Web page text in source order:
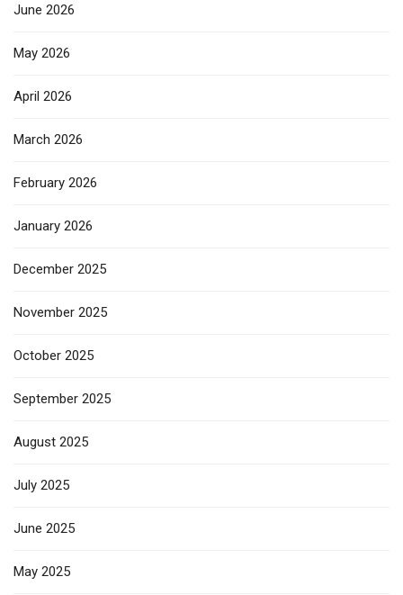
June 2026
May 2026
April 2026
March 2026
February 2026
January 2026
December 2025
November 2025
October 2025
September 2025
August 2025
July 2025
June 2025
May 2025